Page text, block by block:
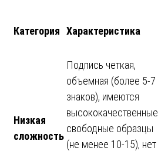
Категория Характеристика
Низкая
сложность
Подпись четкая,
объемная (более 5-7
знаков), имеются
высококачественные
свободные образцы
(не менее 10-15), нет